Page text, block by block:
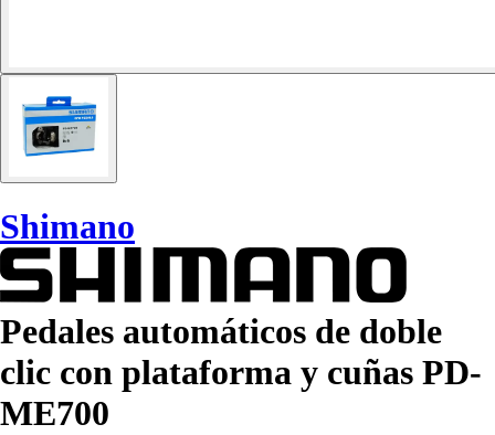
Shimano
Pedales automáticos de doble
clic con plataforma y cuñas PD-
ME700